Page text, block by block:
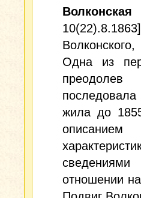
Одна из
жила до
описанием
отношении